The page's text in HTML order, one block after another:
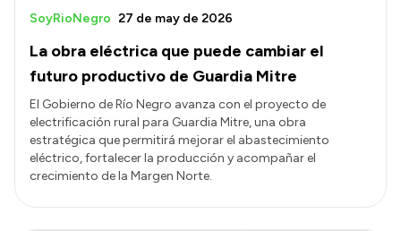
La obra eléctrica que puede cambiar el
futuro productivo de Guardia Mitre
SoyRioNegro 27 de may de 2026
El Gobierno de Río Negro avanza con el proyecto de
electrificación rural para Guardia Mitre, una obra
estratégica que permitirá mejorar el abastecimiento
eléctrico, fortalecer la producción y acompañar el
crecimiento de la Margen Norte.